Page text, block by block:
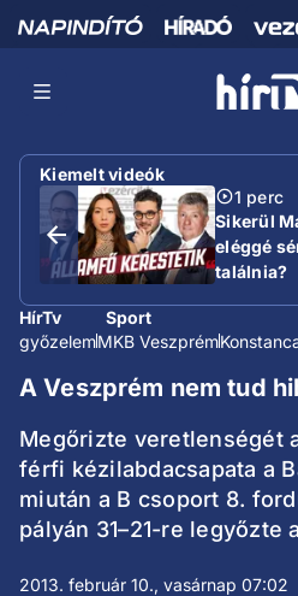
Kiemelt videók
1 perc
Sikerül
eléggé
találnia?
HírTv
Sport
győzelemMKB Veszprém
A Veszprém nem tud
Megőrizte veretlenségét
férfi kézilabdacsapata a
miután a B csoport 8.
pályán 31–21-re legyőzte
2013. február 10., vasárnap 07:02